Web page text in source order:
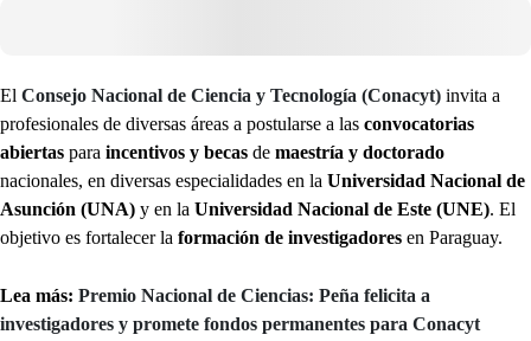
El Consejo Nacional de Ciencia y Tecnología (Conacyt) invita a
profesionales de diversas áreas a postularse a las convocatorias
abiertas para incentivos y becas de maestría y doctorado
nacionales, en diversas especialidades en la Universidad Nacional de
Asunción (UNA) y en la Universidad Nacional de Este (UNE). El
objetivo es fortalecer la formación de investigadores en Paraguay.
Lea más: Premio Nacional de Ciencias: Peña felicita a
investigadores y promete fondos permanentes para Conacyt